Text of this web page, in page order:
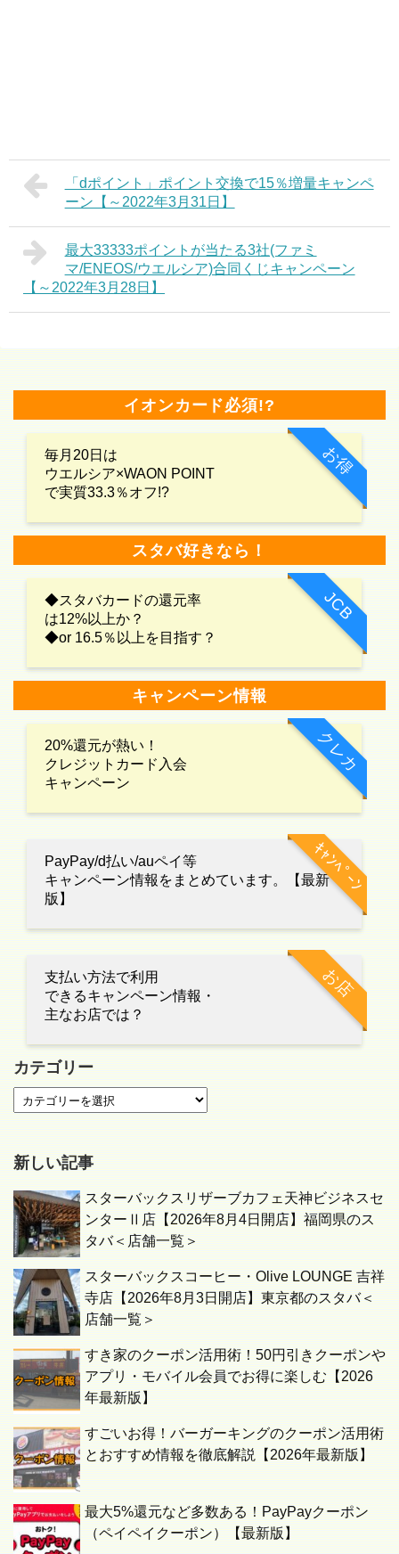
「dポイント」ポイント交換で15％増量キャンペ
ーン【～2022年3月31日】
最大33333ポイントが当たる3社(ファミ
マ/ENEOS/ウエルシア)合同くじキャンペーン
【～2022年3月28日】
イオンカード必須!?
お得
毎月20日は
ウエルシア×WAON POINT
で実質33.3％オフ!?
スタバ好きなら！
JCB
◆スタバカードの還元率
は12%以上か？
◆or 16.5％以上を目指す？
キャンペーン情報
クレカ
20%還元が熱い！
クレジットカード入会
キャンペーン
ｷｬﾝﾍﾟｰﾝ
PayPay/d払い/auペイ等
キャンペーン情報をまとめています。【最新
版】
お店
支払い方法で利用
できるキャンペーン情報・
主なお店では？
カテゴリー
新しい記事
スターバックスリザーブカフェ天神ビジネスセ
ンターⅡ店【2026年8月4日開店】福岡県のス
タバ＜店舗一覧＞
スターバックスコーヒー・Olive LOUNGE 吉祥
寺店【2026年8月3日開店】東京都のスタバ＜
店舗一覧＞
すき家のクーポン活用術！50円引きクーポンや
アプリ・モバイル会員でお得に楽しむ【2026
年最新版】
すごいお得！バーガーキングのクーポン活用術
とおすすめ情報を徹底解説【2026年最新版】
最大5%還元など多数ある！PayPayクーポン
（ペイペイクーポン）【最新版】